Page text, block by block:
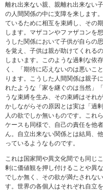
離れ出来ない親、親離れ出来ない
の人間関係の中に支障を来します
ているために相互を束縛し、その
します。マザコンやファザコンを
うした関係において子供が自らの
を覚え、子供は親が助けてくれる
しまいます。このような過剰な依
く、「期待に応えないのは悪いこ
ります。こうした人間関係は親子
れたような「家を継ぐのは当然」
うな束縛を生み、その束縛はそれ
かしながらその原因とは実は「過
人の欲でしか無いものです。これ
ケースも同様で、自己の責任を他
ん。自立出来ない関係とは結局、
っているようなものです。
これは国家間や異文化間でも同じ
剰に価値観を押し付けることや異
でしか無く、その欲が満たされな
す。世界の各個人はそれぞれ自立